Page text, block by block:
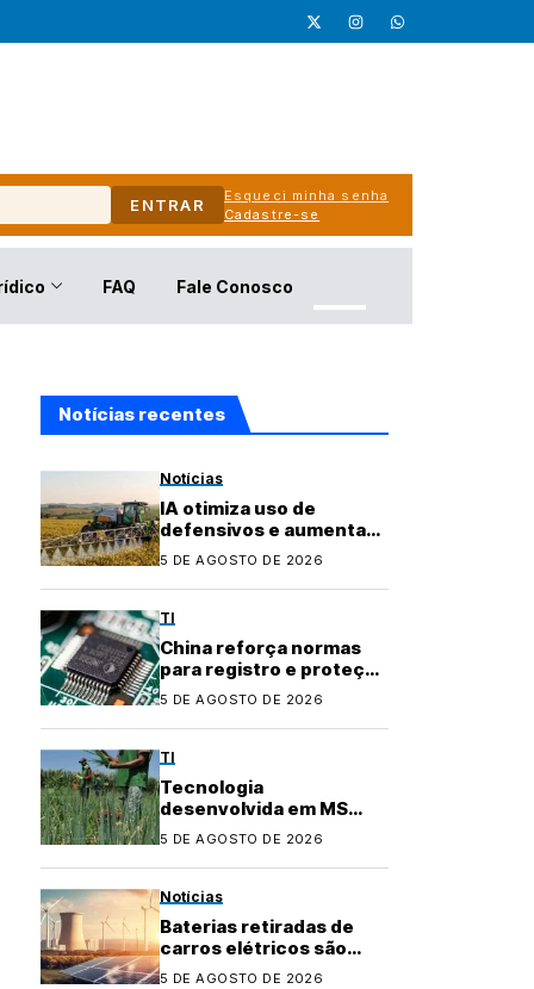
ENTRAR
Esqueci minha senha
Cadastre-se
FAQ Fale Conosco
Notícias recentes
Notícias
IA otimiza uso de
defensivos e aumenta
precisão no
5 DE AGOSTO DE 2026
TI
China reforça normas
para registro e proteção
de layouts de chips
5 DE AGOSTO DE 2026
TI
Tecnologia
desenvolvida em MS
conquista certificação e
familiar
5 DE AGOSTO DE 2026
Notícias
Baterias retiradas de
carros elétricos são
usadas para garantir
5 DE AGOSTO DE 2026